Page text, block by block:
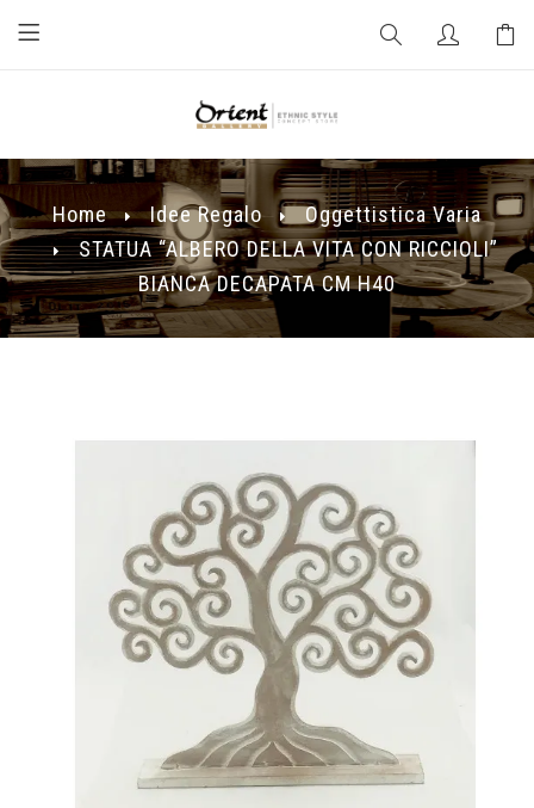
Home Idee Regalo
Oggettistica Varia
STATUA “ALBERO DELLA VITA CON RICCIOLI”
BIANCA DECAPATA CM H40